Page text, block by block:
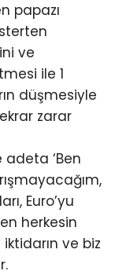
papazı
ve
ile 1
düşmesiyle
zarar
adeta ‘Ben
Euro’yu
herkesin
ve biz